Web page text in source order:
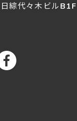
日綜代々木ビルB1F